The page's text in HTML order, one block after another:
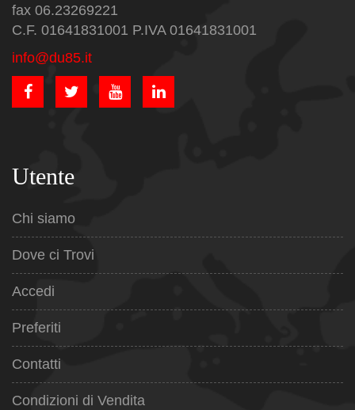
fax 06.23269221
C.F. 01641831001 P.IVA 01641831001
info@du85.it
Utente
Chi siamo
Dove ci Trovi
Accedi
Preferiti
Contatti
Condizioni di Vendita